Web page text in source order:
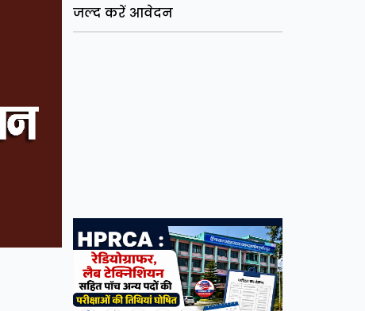
जल्द करें आवेदन